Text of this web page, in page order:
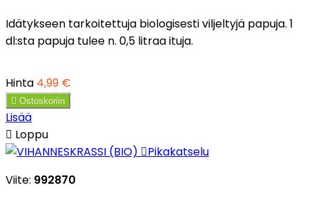
Idätykseen tarkoitettuja biologisesti viljeltyjä papuja. 1
dl:sta papuja tulee n. 0,5 litraa ituja.
Hinta 4,99 €
 Ostoskoriin
Lisää
 Loppu
Pikakatselu
Viite: 992870